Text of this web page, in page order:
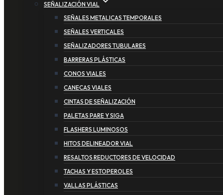
SEÑALIZACIÓN VIAL
SEÑALES METALICAS TEMPORALES
SEÑALES VERTICALES
SEÑALIZADORES TUBULARES
BARRERAS PLÁSTICAS
CONOS VIALES
CANECAS VIALES
CINTAS DE SEÑALIZACIÓN
PALETAS PARE Y SIGA
FLASHERS LUMINOSOS
HITOS DELINEADOR VIAL
RESALTOS REDUCTORES DE VELOCIDAD
TACHAS Y ESTOPEROLES
VALLAS PLÁSTICAS